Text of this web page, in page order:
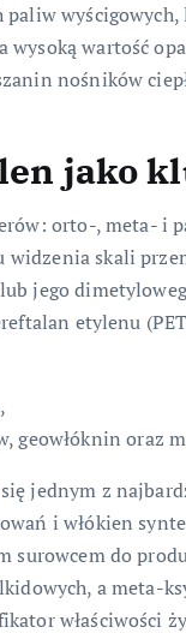
wysoką wartość
nośników
jako
orto-, meta- i
skali
jego
etylenu
geowłóknin oraz
jednym z
i włókien
surowcem do
a meta-
właściwości